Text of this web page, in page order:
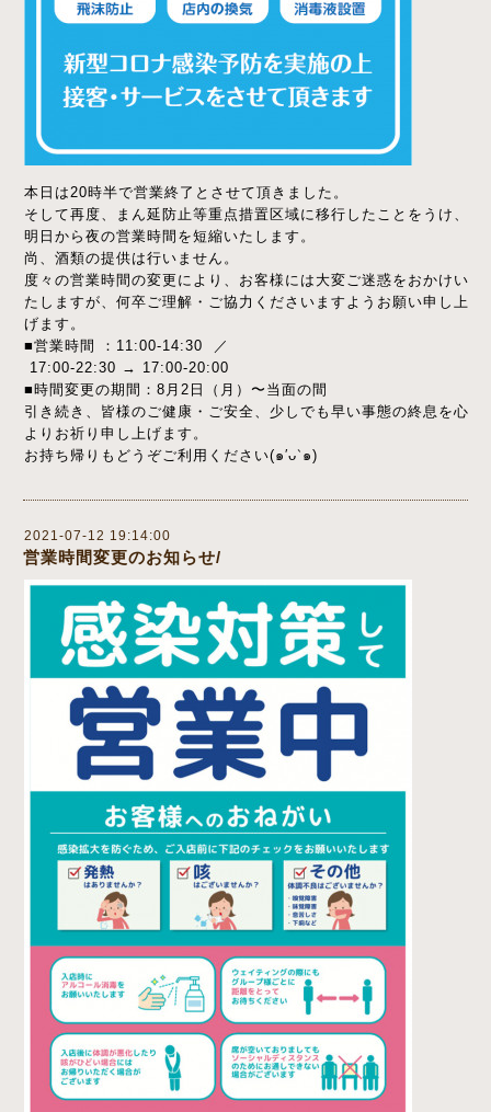
本日は20時半で営業終了とさせて頂きました。
そして再度、まん延防止等重点措置区域に移行したことをうけ、
明日から夜の営業時間を短縮いたします。
尚、酒類の提供は行いません。
度々の営業時間の変更により、お客様には大変ご迷惑をおかけい
たしますが、何卒ご理解・ご協力くださいますようお願い申し上
げます。
■営業時間 ：11:00-14:30 ／
17:00-22:30 → 17:00-20:00
■時間変更の期間：8月2日（月）〜当面の間
引き続き、皆様のご健康・ご安全、少しでも早い事態の終息を心
よりお祈り申し上げます。
お持ち帰りもどうぞご利用ください(๑′ᴗ‵๑)
2021-07-12 19:14:00
営業時間変更のお知らせ/